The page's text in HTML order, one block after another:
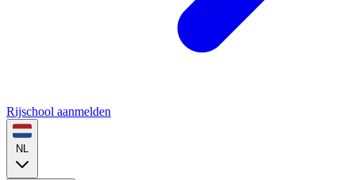
Rijschool aanmelden
NL